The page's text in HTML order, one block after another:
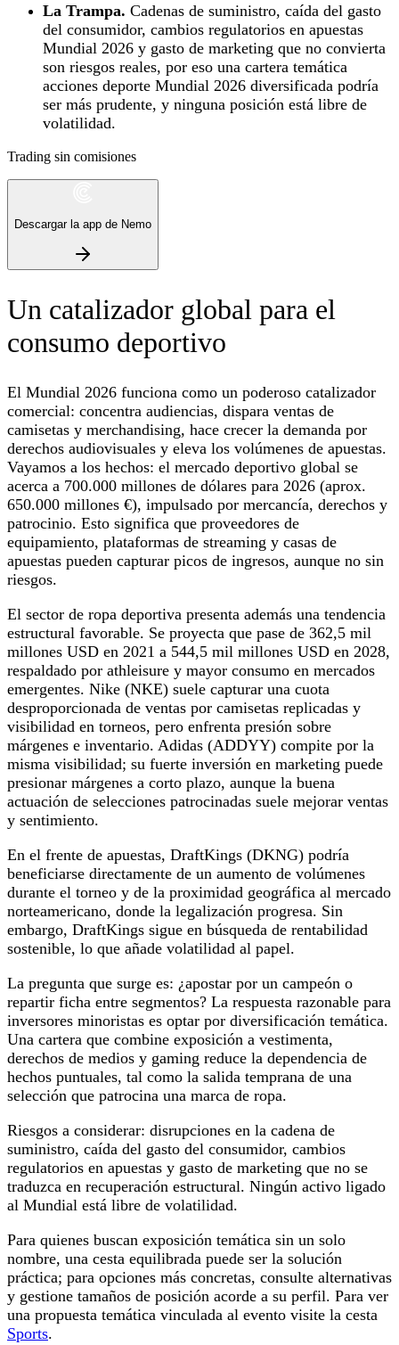
La Trampa. Cadenas de suministro, caída del gasto
del consumidor, cambios regulatorios en apuestas
Mundial 2026 y gasto de marketing que no convierta
son riesgos reales, por eso una cartera temática
acciones deporte Mundial 2026 diversificada podría
ser más prudente, y ninguna posición está libre de
volatilidad.
Trading sin comisiones
Descargar la app de Nemo
Un catalizador global para el
consumo deportivo
El Mundial 2026 funciona como un poderoso catalizador
comercial: concentra audiencias, dispara ventas de
camisetas y merchandising, hace crecer la demanda por
derechos audiovisuales y eleva los volúmenes de apuestas.
Vayamos a los hechos: el mercado deportivo global se
acerca a 700.000 millones de dólares para 2026 (aprox.
650.000 millones €), impulsado por mercancía, derechos y
patrocinio. Esto significa que proveedores de
equipamiento, plataformas de streaming y casas de
apuestas pueden capturar picos de ingresos, aunque no sin
riesgos.
El sector de ropa deportiva presenta además una tendencia
estructural favorable. Se proyecta que pase de 362,5 mil
millones USD en 2021 a 544,5 mil millones USD en 2028,
respaldado por athleisure y mayor consumo en mercados
emergentes. Nike (NKE) suele capturar una cuota
desproporcionada de ventas por camisetas replicadas y
visibilidad en torneos, pero enfrenta presión sobre
márgenes e inventario. Adidas (ADDYY) compite por la
misma visibilidad; su fuerte inversión en marketing puede
presionar márgenes a corto plazo, aunque la buena
actuación de selecciones patrocinadas suele mejorar ventas
y sentimiento.
En el frente de apuestas, DraftKings (DKNG) podría
beneficiarse directamente de un aumento de volúmenes
durante el torneo y de la proximidad geográfica al mercado
norteamericano, donde la legalización progresa. Sin
embargo, DraftKings sigue en búsqueda de rentabilidad
sostenible, lo que añade volatilidad al papel.
La pregunta que surge es: ¿apostar por un campeón o
repartir ficha entre segmentos? La respuesta razonable para
inversores minoristas es optar por diversificación temática.
Una cartera que combine exposición a vestimenta,
derechos de medios y gaming reduce la dependencia de
hechos puntuales, tal como la salida temprana de una
selección que patrocina una marca de ropa.
Riesgos a considerar: disrupciones en la cadena de
suministro, caída del gasto del consumidor, cambios
regulatorios en apuestas y gasto de marketing que no se
traduzca en recuperación estructural. Ningún activo ligado
al Mundial está libre de volatilidad.
Para quienes buscan exposición temática sin un solo
nombre, una cesta equilibrada puede ser la solución
práctica; para opciones más concretas, consulte alternativas
y gestione tamaños de posición acorde a su perfil. Para ver
una propuesta temática vinculada al evento visite la cesta
Sports.